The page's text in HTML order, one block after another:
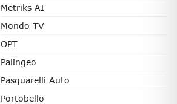
Metriks AI
Mondo TV
OPT
Palingeo
Pasquarelli Auto
Portobello